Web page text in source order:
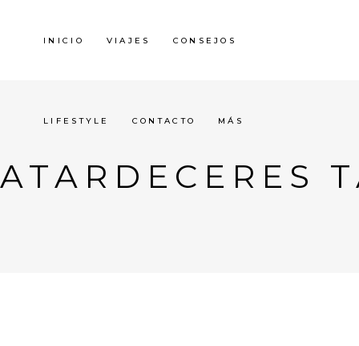
INICIO VIAJES CONSEJOS
LIFESTYLE CONTACTO MÁS
ATARDECERES